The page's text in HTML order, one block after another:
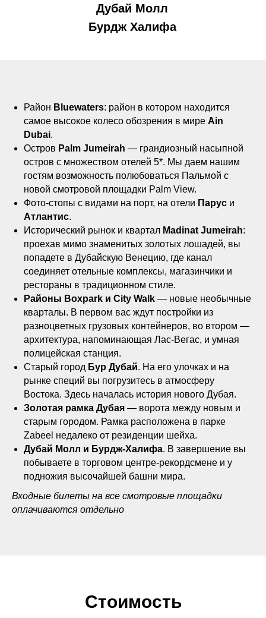
Дубай Молл
Бурдж Халифа
Район Bluewaters: район в котором находится
самое высокое колесо обозрения в мире Ain
Dubai.
Остров Palm Jumeirah — грандиозный насыпной
остров с множеством отелей 5*. Мы даем нашим
гостям возможность полюбоваться Пальмой с
новой смотровой площадки Palm View.
Фото-стопы с видами на порт, на отели Парус и
Атлантис.
Исторический рынок и квартал Madinat Jumeirah:
проехав мимо знаменитых золотых лошадей, вы
попадете в Дубайскую Венецию, где канал
соединяет отельные комплексы, магазинчики и
рестораны в традиционном стиле.
Районы Boxpark и City Walk — новые необычные
кварталы. В первом вас ждут постройки из
разноцветных грузовых контейнеров, во втором —
архитектура, напоминающая Лас-Вегас, и умная
полицейская станция.
Старый город Бур Дубай. На его улочках и на
рынке специй вы погрузитесь в атмосферу
Востока. Здесь началась история нового Дубая.
Золотая рамка Дубая — ворота между новым и
старым городом. Рамка расположена в парке
Zabeel недалеко от резиденции шейха.
Дубай Молл и Бурдж-Халифа. В завершение вы
побываете в торговом центре-рекордсмене и у
подножия высочайшей башни мира.
Входные билеты на все смотровые площадки
оплачиваются отдельно
Стоимость